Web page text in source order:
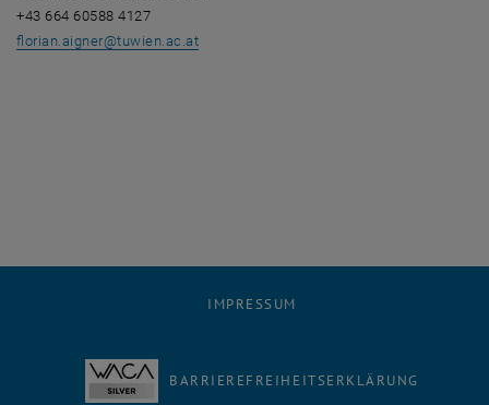
+43 664 60588 4127
florian.aigner@tuwien.ac.at
IMPRESSUM
BARRIEREFREIHEITSERKLÄRUNG